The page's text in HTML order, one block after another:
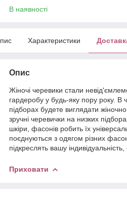
В наявності
Характеристики
Опис
Жіночі черевики стали
гардеробу у будь-яку пору року. В
підборах будете виглядати
зручні черевички на низких
шкіри, фасонів робить їх
поєднуються з одягом різних
підкреслять вашу індивідуальність,
Приховати